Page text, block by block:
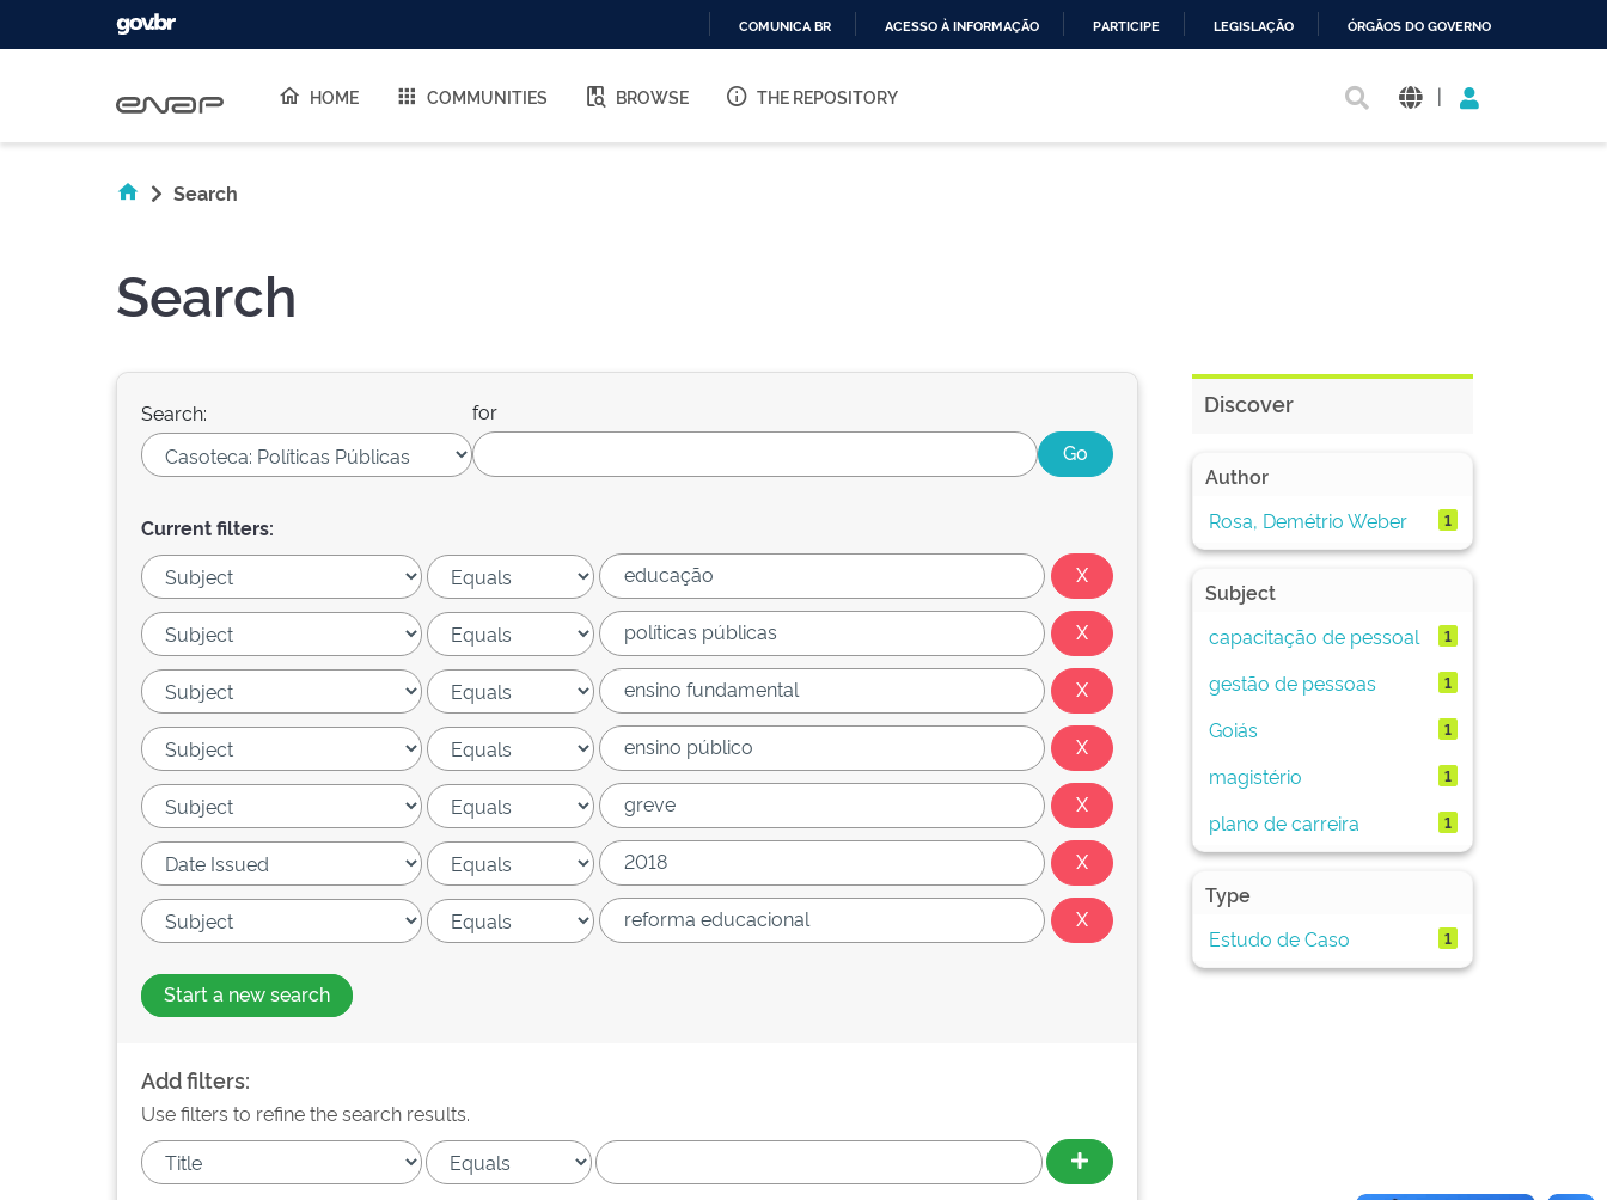
O
COMUNICA BR ACESSO À INFORMAÇÃO PARTICIPE LEGISLAÇÃO ÓRGÃOS DO GOVERNO
HOME COMMUNITIES BROWSE THE REPOSITORY |
Search
Search
Search: for
Current filters:
Start a new search
Add filters:
Use filters to refine the search results.
Discover
Author
Rosa, Demétrio Weber
1
Subject
capacitação de pessoal
1
gestão de pessoas 1
Goiás 1
magistério 1
plano de carreira 1
Type
Estudo de Caso
1